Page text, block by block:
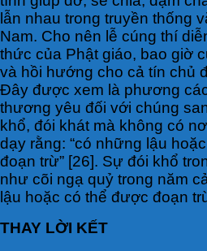
lẫn nhau trong truyền thống
Nam. Cho nên lễ cúng thí
thức của Phật giáo, bao giờ
và hồi hướng cho cả tín chủ
Đây được xem là phương
thương yêu đối với chúng
khổ, đói khát mà không có
dạy rằng: “có những lậu
đoạn trừ” [26]. Sự đói khổ
như cõi ngạ quỷ trong năm
lậu hoặc có thể được đoạn
THAY LỜI KẾT